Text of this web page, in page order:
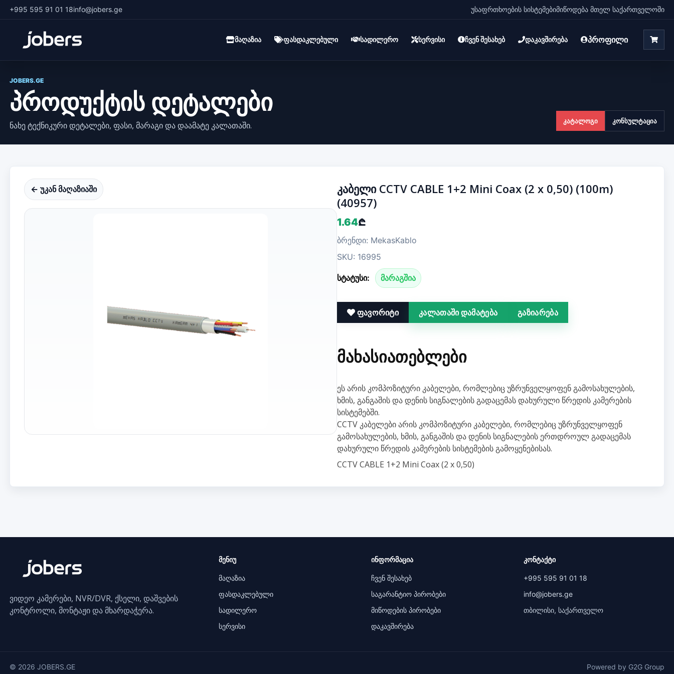
+995 595 91 01 18info@jobers.ge უსაფრთხოების სისტემებიმიწოდება მთელ საქართველოში
მაღაზია ფასდაკლებული სადილერო სერვისი ჩვენ შესახებ დაკავშირება პროფილი
JOBERS.GE
პროდუქტის დეტალები
ნახე ტექნიკური დეტალები, ფასი, მარაგი და დაამატე კალათაში. კატალოგი კონსულტაცია
← უკან მაღაზიაში
კაბელი CCTV CABLE 1+2 Mini Coax (2 x 0,50) (100m)
(40957)
1.64₾
ბრენდი: MekasKablo
SKU: 16995
სტატუსი: მარაგშია
ფავორიტი კალათაში დამატება გაზიარება
ᲛᲐᲮᲐᲡᲘᲐᲗᲔᲑᲚᲔᲑᲘ
ეს არის კომპოზიტური კაბელები, რომლებიც უზრუნველყოფენ გამოსახულების,
ხმის, განგაშის და დენის სიგნალების გადაცემას დახურული წრედის კამერების
სისტემებში.
CCTV კაბელები არის კომპოზიტური კაბელები, რომლებიც უზრუნველყოფენ
გამოსახულების, ხმის, განგაშის და დენის სიგნალების ერთდროულ გადაცემას
დახურული წრედის კამერების სისტემების გამოყენებისას.
CCTV CABLE 1+2 Mini Coax (2 x 0,50)
ვიდეო კამერები, NVR/DVR, ქსელი, დაშვების
კონტროლი, მონტაჟი და მხარდაჭერა.
მენიუ
მაღაზია
ფასდაკლებული
სადილერო
სერვისი
ინფორმაცია
ჩვენ შესახებ
საგარანტიო პირობები
მიწოდების პირობები
დაკავშირება
კონტაქტი
+995 595 91 01 18
info@jobers.ge
თბილისი, საქართველო
© 2026 JOBERS.GE Powered by G2G Group